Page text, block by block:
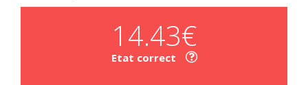
14.43€
Etat correct